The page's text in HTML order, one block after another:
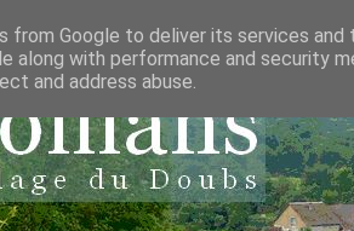
from Google to deliver its services
along with performance and security
and address abuse.